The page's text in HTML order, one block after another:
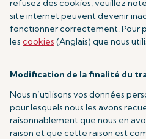
refusez des cookies, veuillez
site internet peuvent devenir
fonctionner correctement. Pour
les cookies (Anglais) que nous
Modification de la finalité du
Nous n’utilisons vos données
pour lesquels nous les avons
raisonnablement que nous en
raison et que cette raison est